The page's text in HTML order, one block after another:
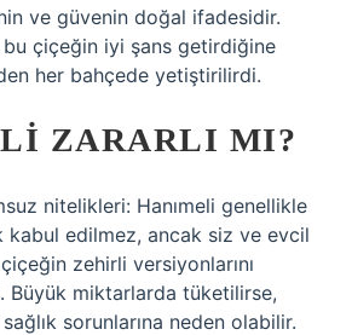
ve güvenin doğal ifadesidir.
bu çiçeğin iyi şans getirdiğine
her bahçede yetiştirilirdi.
ZARARLI MI?
nitelikleri: Hanımeli genellikle
edilmez, ancak siz ve evcil
zehirli versiyonlarını
Büyük miktarlarda tüketilirse,
sorunlarına neden olabilir.